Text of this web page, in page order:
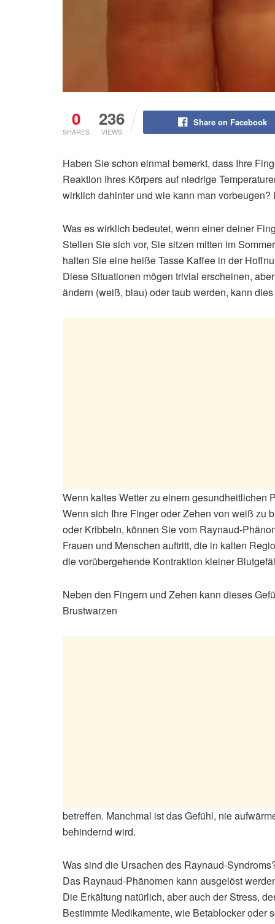
0
SHARES
236
VIEWS
Share on Facebook
Haben Sie schon einmal bemerkt, dass Ihre
Reaktion Ihres Körpers auf niedrige
wirklich dahinter und wie kann man
Was es wirklich bedeutet, wenn einer deiner
Stellen Sie sich vor, Sie sitzen mitten im
halten Sie eine heiße Tasse Kaffee in der
Diese Situationen mögen trivial erscheinen,
ändern (weiß, blau) oder taub werden, kann
Wenn kaltes Wetter zu einem gesundheitlichen
Wenn sich Ihre Finger oder Zehen von weiß zu
oder Kribbeln, können Sie vom Raynaud-
Frauen und Menschen auftritt, die in kalten
die vorübergehende Kontraktion kleiner
Neben den Fingern und Zehen kann dieses
Brustwarzen
betreffen. Manchmal ist das Gefühl, nie
behindernd wird.
Was sind die Ursachen des Raynaud-
Das Raynaud-Phänomen kann ausgelöst
Die Erkältung natürlich, aber auch der Stress,
Bestimmte Medikamente, wie Betablocker